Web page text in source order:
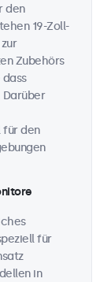
den
19-Zoll-
Zubehörs
für den
für
in